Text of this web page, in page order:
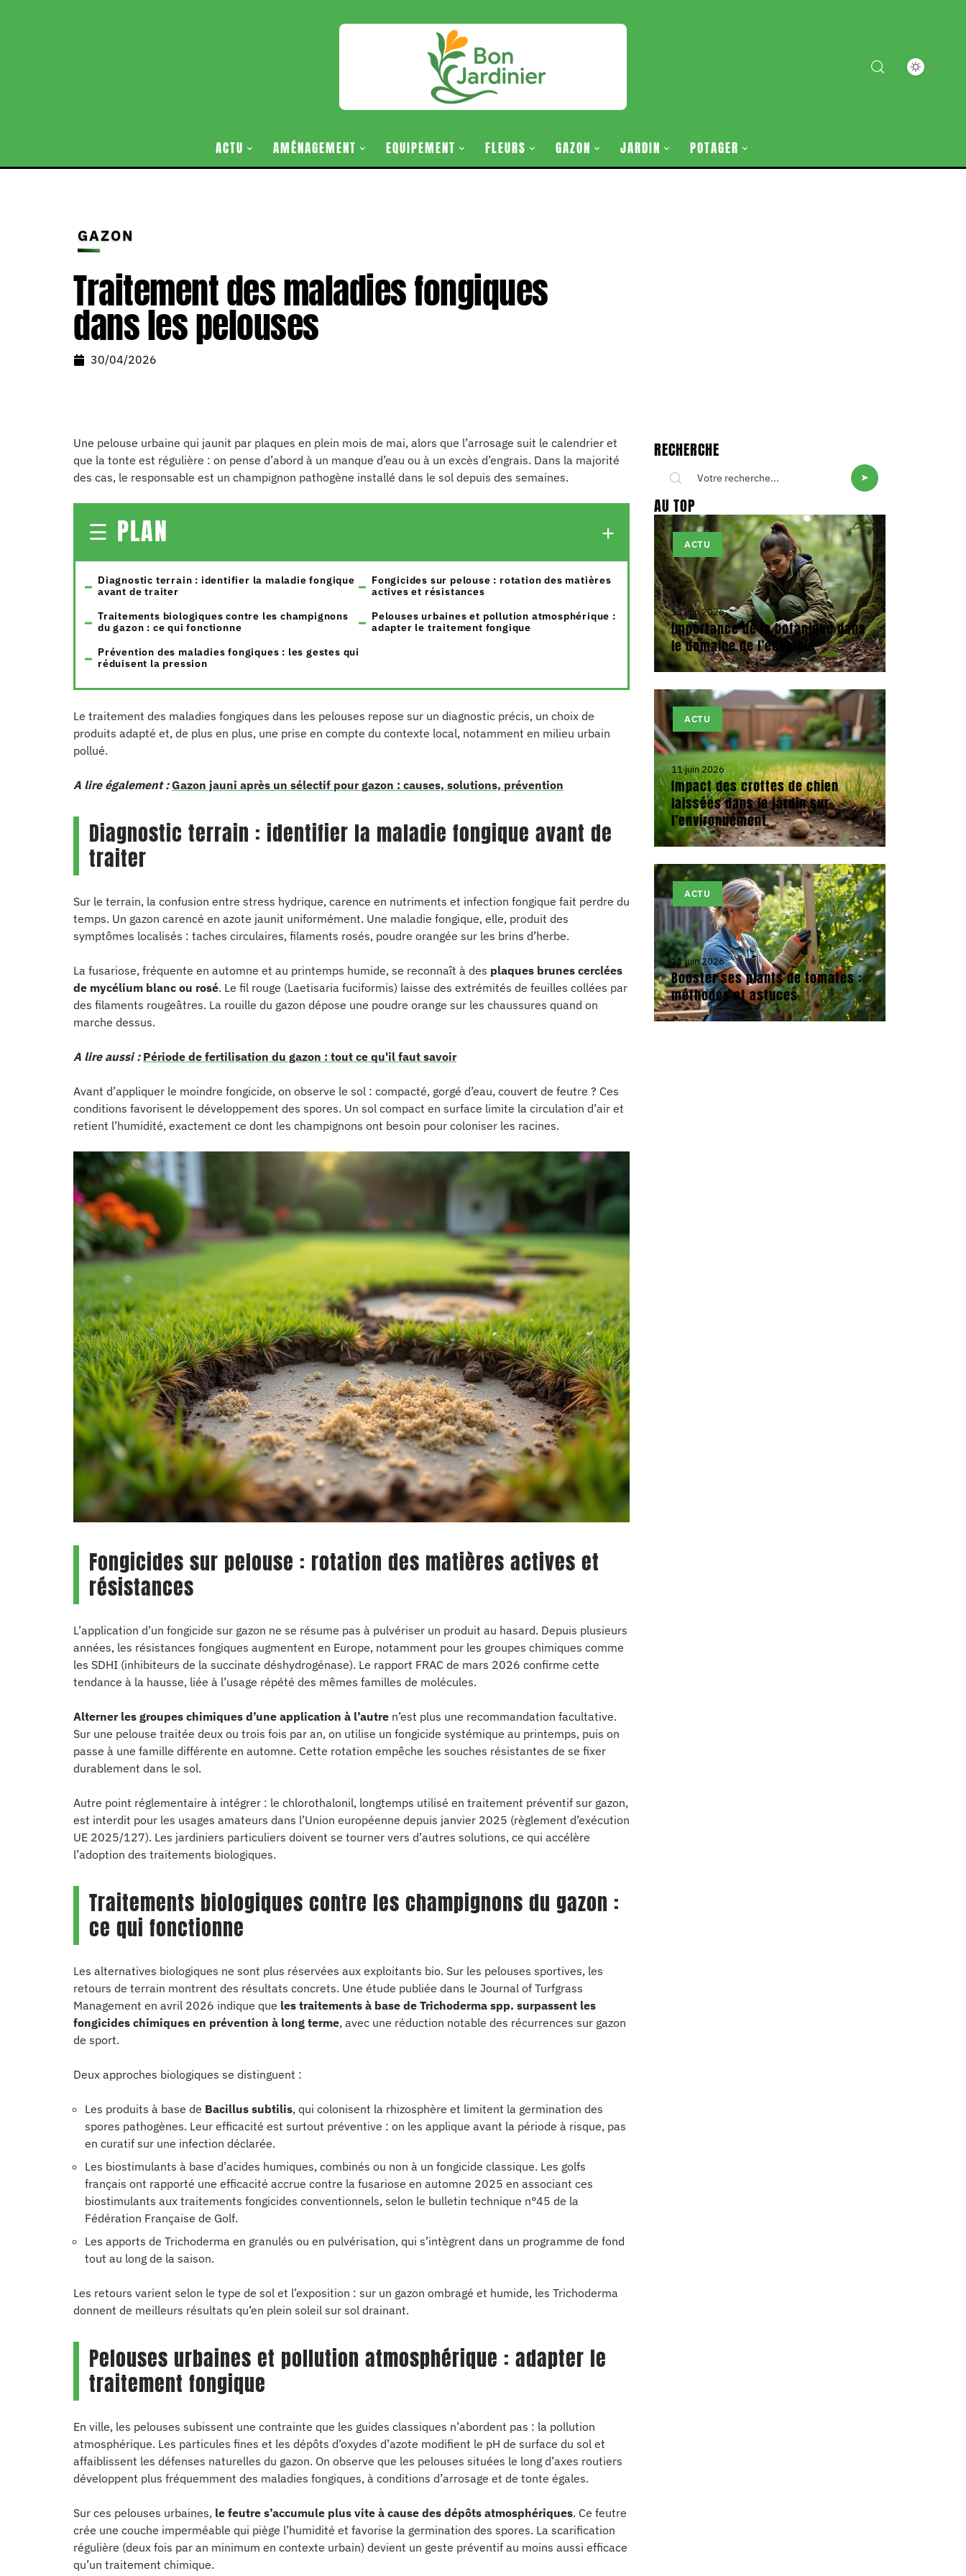
ACTU AMÉNAGEMENT EQUIPEMENT FLEURS GAZON JARDIN POTAGER
GAZON
Traitement des maladies fongiques
dans les pelouses
30/04/2026
Une pelouse urbaine qui jaunit par plaques en plein mois de mai, alors que l’arrosage suit le calendrier et
que la tonte est régulière : on pense d’abord à un manque d’eau ou à un excès d’engrais. Dans la majorité
des cas, le responsable est un champignon pathogène installé dans le sol depuis des semaines.
PLAN
Diagnostic terrain : identifier la maladie fongique
avant de traiter
Fongicides sur pelouse : rotation des matières
actives et résistances
Traitements biologiques contre les champignons
du gazon : ce qui fonctionne
Pelouses urbaines et pollution atmosphérique :
adapter le traitement fongique
Prévention des maladies fongiques : les gestes qui
réduisent la pression
Le traitement des maladies fongiques dans les pelouses repose sur un diagnostic précis, un choix de
produits adapté et, de plus en plus, une prise en compte du contexte local, notamment en milieu urbain
pollué.
A lire également : Gazon jauni après un sélectif pour gazon : causes, solutions, prévention
Diagnostic terrain : identifier la maladie fongique avant de
traiter
Sur le terrain, la confusion entre stress hydrique, carence en nutriments et infection fongique fait perdre du
temps. Un gazon carencé en azote jaunit uniformément. Une maladie fongique, elle, produit des
symptômes localisés : taches circulaires, filaments rosés, poudre orangée sur les brins d’herbe.
La fusariose, fréquente en automne et au printemps humide, se reconnaît à des plaques brunes cerclées
de mycélium blanc ou rosé. Le fil rouge (Laetisaria fuciformis) laisse des extrémités de feuilles collées par
des filaments rougeâtres. La rouille du gazon dépose une poudre orange sur les chaussures quand on
marche dessus.
A lire aussi : Période de fertilisation du gazon : tout ce qu'il faut savoir
Avant d’appliquer le moindre fongicide, on observe le sol : compacté, gorgé d’eau, couvert de feutre ? Ces
conditions favorisent le développement des spores. Un sol compact en surface limite la circulation d’air et
retient l’humidité, exactement ce dont les champignons ont besoin pour coloniser les racines.
Fongicides sur pelouse : rotation des matières actives et
résistances
L’application d’un fongicide sur gazon ne se résume pas à pulvériser un produit au hasard. Depuis plusieurs
années, les résistances fongiques augmentent en Europe, notamment pour les groupes chimiques comme
les SDHI (inhibiteurs de la succinate déshydrogénase). Le rapport FRAC de mars 2026 confirme cette
tendance à la hausse, liée à l’usage répété des mêmes familles de molécules.
Alterner les groupes chimiques d’une application à l’autre n’est plus une recommandation facultative.
Sur une pelouse traitée deux ou trois fois par an, on utilise un fongicide systémique au printemps, puis on
passe à une famille différente en automne. Cette rotation empêche les souches résistantes de se fixer
durablement dans le sol.
Autre point réglementaire à intégrer : le chlorothalonil, longtemps utilisé en traitement préventif sur gazon,
est interdit pour les usages amateurs dans l’Union européenne depuis janvier 2025 (règlement d’exécution
UE 2025/127). Les jardiniers particuliers doivent se tourner vers d’autres solutions, ce qui accélère
l’adoption des traitements biologiques.
Traitements biologiques contre les champignons du gazon :
ce qui fonctionne
Les alternatives biologiques ne sont plus réservées aux exploitants bio. Sur les pelouses sportives, les
retours de terrain montrent des résultats concrets. Une étude publiée dans le Journal of Turfgrass
Management en avril 2026 indique que les traitements à base de Trichoderma spp. surpassent les
fongicides chimiques en prévention à long terme, avec une réduction notable des récurrences sur gazon
de sport.
Deux approches biologiques se distinguent :
Les produits à base de Bacillus subtilis, qui colonisent la rhizosphère et limitent la germination des
spores pathogènes. Leur efficacité est surtout préventive : on les applique avant la période à risque, pas
en curatif sur une infection déclarée.
Les biostimulants à base d’acides humiques, combinés ou non à un fongicide classique. Les golfs
français ont rapporté une efficacité accrue contre la fusariose en automne 2025 en associant ces
biostimulants aux traitements fongicides conventionnels, selon le bulletin technique n°45 de la
Fédération Française de Golf.
Les apports de Trichoderma en granulés ou en pulvérisation, qui s’intègrent dans un programme de fond
tout au long de la saison.
Les retours varient selon le type de sol et l’exposition : sur un gazon ombragé et humide, les Trichoderma
donnent de meilleurs résultats qu’en plein soleil sur sol drainant.
Pelouses urbaines et pollution atmosphérique : adapter le
traitement fongique
En ville, les pelouses subissent une contrainte que les guides classiques n’abordent pas : la pollution
atmosphérique. Les particules fines et les dépôts d’oxydes d’azote modifient le pH de surface du sol et
affaiblissent les défenses naturelles du gazon. On observe que les pelouses situées le long d’axes routiers
développent plus fréquemment des maladies fongiques, à conditions d’arrosage et de tonte égales.
Sur ces pelouses urbaines, le feutre s’accumule plus vite à cause des dépôts atmosphériques. Ce feutre
crée une couche imperméable qui piège l’humidité et favorise la germination des spores. La scarification
régulière (deux fois par an minimum en contexte urbain) devient un geste préventif au moins aussi efficace
qu’un traitement chimique.
RECHERCHE
AU TOP
ACTU
11 juin 2026
Importance de la botanique dans
le domaine de l’écologie
ACTU
11 juin 2026
Impact des crottes de chien
laissées dans le jardin sur
l’environnement
ACTU
11 juin 2026
Booster ses plants de tomates :
méthodes et astuces